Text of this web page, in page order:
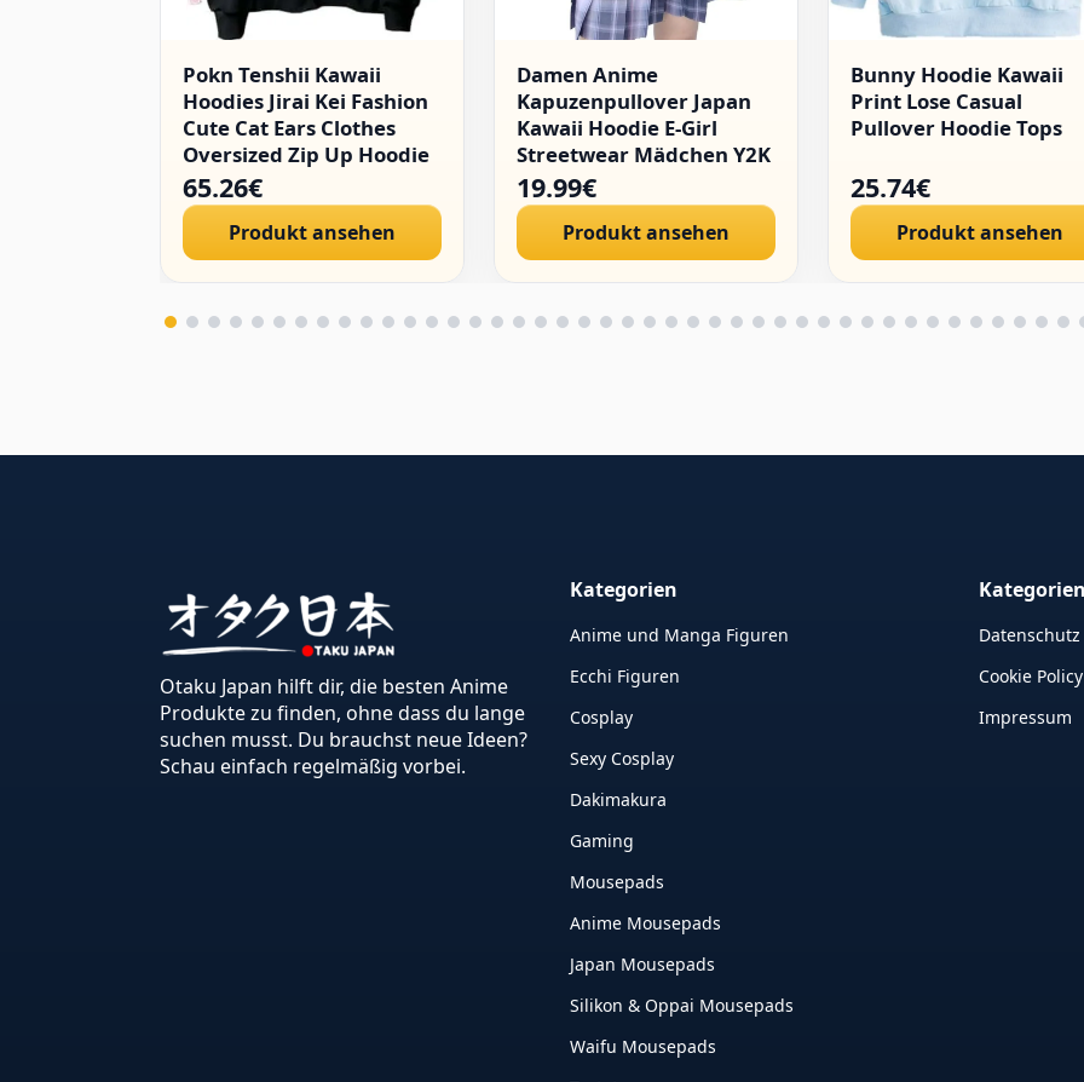
Pokn Tenshii Kawaii
Hoodies Jirai Kei Fashion
Cute Cat Ears Clothes
Oversized Zip Up Hoodie
Gothic Top
65.26€
Produkt ansehen
Damen Anime
Kapuzenpullover Japan
Kawaii Hoodie E-Girl
Streetwear Mädchen Y2K
Gothic Sweatshirt
Pullover
19.99€
Produkt ansehen
Bunny Hoodie Kawaii
Print Lose Casual
Pullover Hoodie Tops
25.74€
Produkt ansehen
Otaku Japan hilft dir, die besten Anime
Produkte zu finden, ohne dass du lange
suchen musst. Du brauchst neue Ideen?
Schau einfach regelmäßig vorbei.
Kategorien
Anime und Manga Figuren
Ecchi Figuren
Cosplay
Sexy Cosplay
Dakimakura
Gaming
Mousepads
Anime Mousepads
Japan Mousepads
Silikon & Oppai Mousepads
Waifu Mousepads
Kategorien
Datenschutz
Cookie
Impressum